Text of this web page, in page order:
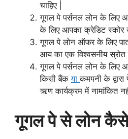
चाहिए |
गूगल पे पर्सनल लोन के लिए
के लिए आपका क्रेडिट स्कोर
गूगल पे लोन ऑफर के लिए
आय का एक विश्वसनीय स्रोत
गूगल पे पर्सनल लोन के
किसी बैंकयाकमपनी के
ऋण कार्यक्रम में नामांकित
गूगल पे से लोन